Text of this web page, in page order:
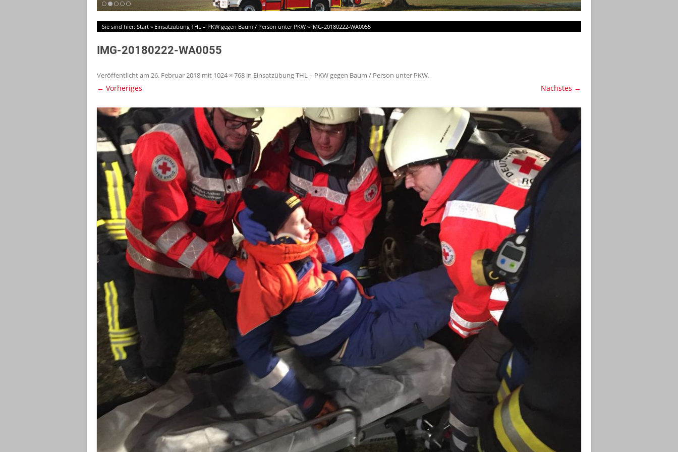
Sie sind hier: Start » Einsatzübung THL – PKW gegen Baum / Person unter PKW » IMG-20180222-WA0055
IMG-20180222-WA0055
Veröffentlicht am 26. Februar 2018 mit 1024 × 768 in Einsatzübung THL – PKW gegen Baum / Person unter PKW.
← Vorheriges Nächstes →